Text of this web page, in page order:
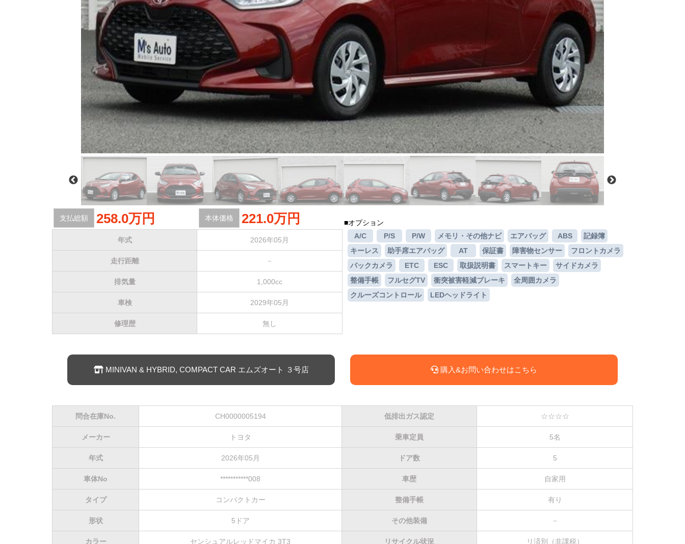
支払総額 258.0万円 本体価格 221.0万円 ■オプション
年式 2026年05月
走行距離 －
排気量 1,000cc
車検 2029年05月
修理歴 無し
A/C P/S P/W メモリ・その他ナビ エアバッグ ABS
記録簿
キーレス
助手席エアバッグ AT 保証書 障害物センサー
フロントカメラ
バックカメラ
ETC ESC 取扱説明書 スマートキー
サイドカメラ
整備手帳
フルセグTV 衝突被害軽減ブレーキ
全周囲カメラ
クルーズコントロール
LEDヘッドライト
MINIVAN & HYBRID, COMPACT CAR エムズオート ３号店 購入&お問い合わせはこちら
問合在庫No. CH0000005194 低排出ガス認定 ☆☆☆☆
メーカー トヨタ 乗車定員 5名
年式 2026年05月 ドア数 5
車体No ***********008 車歴 自家用
タイプ コンパクトカー 整備手帳 有り
形状 5ドア その他装備 －
カラー センシュアルレッドマイカ 3T3 リサイクル状況 リ済別（非課税）